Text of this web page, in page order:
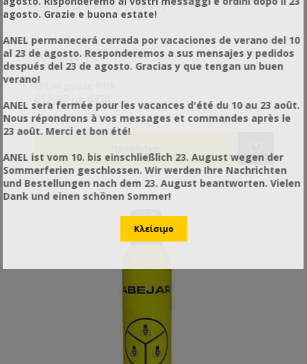
Κωδικός προϊόντος: TS66021-1
Σπρέι Αφεσμών THOMAS 200ml
€10,46 χωρίς ΦΠΑ
€12,97 με ΦΠΑ
agosto. Grazie e buona estate!
ANEL permanecerá cerrada por vacaciones de verano del 10
al 23 de agosto. Responderemos a sus mensajes y pedidos
después del 23 de agosto. Gracias y que tengan un buen
verano!
ANEL sera fermée pour les vacances d'été du 10 au 23 août.
Nous répondrons à vos messages et commandes après le
23 août. Merci et bon été!
ANEL ist vom 10. bis einschließlich 23. August wegen der
Sommerferien geschlossen. Wir werden Ihre Nachrichten
und Bestellungen nach dem 23. August beantworten. Vielen
Dank und einen schönen Sommer!